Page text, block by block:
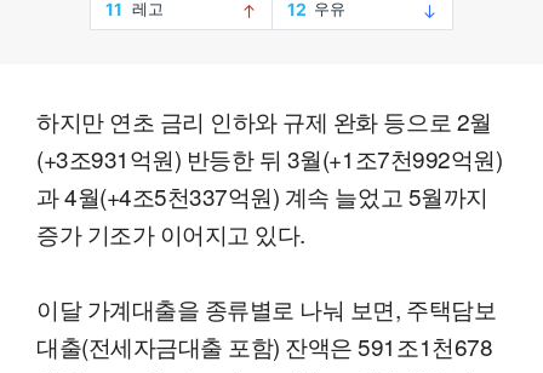
하지만 연초 금리 인하와 규제 완화 등으로 2월
(+3조931억원) 반등한 뒤 3월(+1조7천992억원)
과 4월(+4조5천337억원) 계속 늘었고 5월까지
증가 기조가 이어지고 있다.
이달 가계대출을 종류별로 나눠 보면, 주택담보
대출(전세자금대출 포함) 잔액은 591조1천678